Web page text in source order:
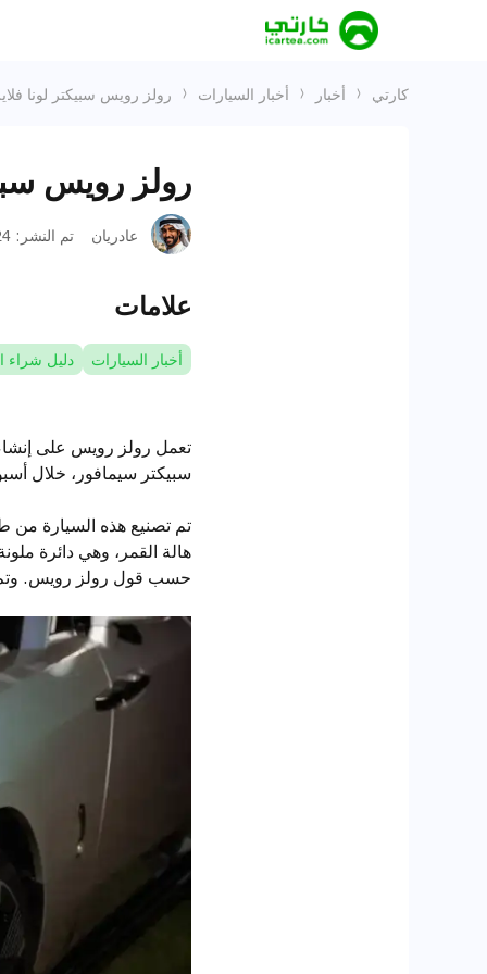
كارتي أخبار أخبار السيارات رولز رويس سبيكتر لونا
رولز رويس
عادريان تم النشر :
علامات
أخبار السيارات دليل شراء
سبيكتر سيمافور، خلال أسبوع مونتيري للسيارات 2024، أطلقت
تم تصنيع هذه السيارة
هالة القمر، وهي دائرة
حسب قول رولز رويس. وتم الكشف عن فانتوم